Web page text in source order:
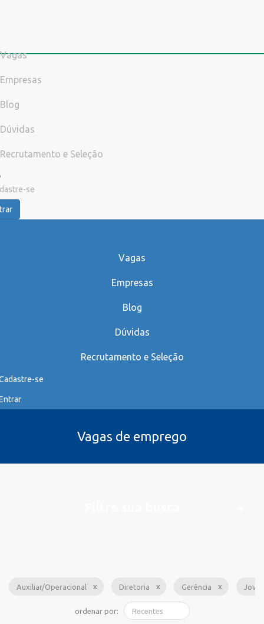
Vagas
Empresas
Blog
Dúvidas
Recrutamento e Seleção
se
Vagas
Empresas
Blog
Dúvidas
Recrutamento e Seleção
se
Vagas de emprego
Auxiliar/Operacional Diretoria Gerência
ordenar por: